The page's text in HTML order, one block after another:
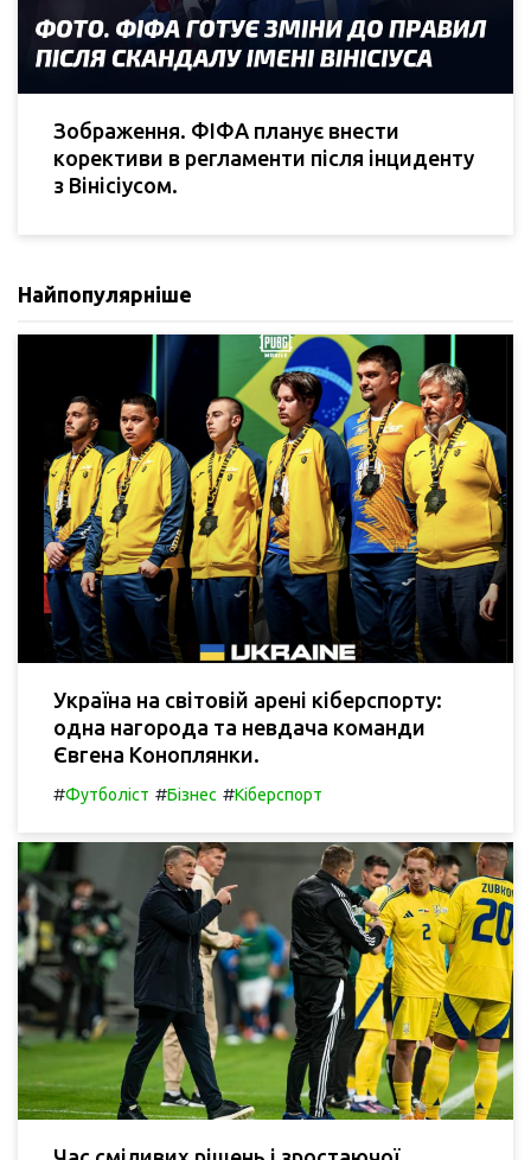
Зображення. ФІФА планує внести
корективи в регламенти після інциденту
з Вінісіусом.
Найпопулярніше
Україна на світовій арені кіберспорту:
одна нагорода та невдача команди
Євгена Коноплянки.
#Футболіст #Бізнес #Кіберспорт